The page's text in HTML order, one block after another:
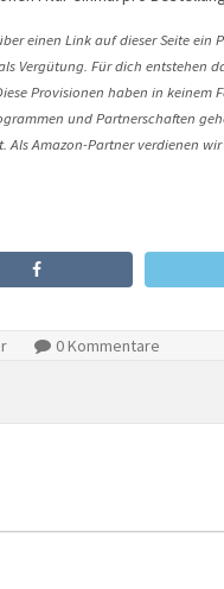
einen Link auf dieser Seite
Vergütung. Für dich entstehen
Provisionen haben in keinem
und Partnerschaften
Als Amazon-Partner verdienen
0 Kommentare